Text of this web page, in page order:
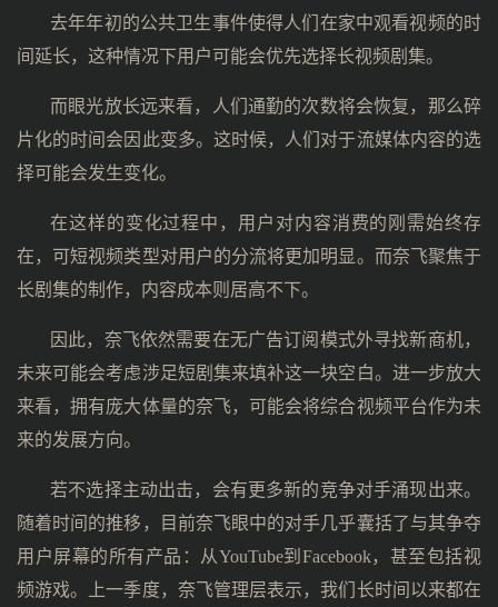
去年年初的公共卫生事件使得人们在家中观看视频的时
间延长，这种情况下用户可能会优先选择长视频剧集。
而眼光放长远来看，人们通勤的次数将会恢复，那么碎
片化的时间会因此变多。这时候，人们对于流媒体内容的选
择可能会发生变化。
在这样的变化过程中，用户对内容消费的刚需始终存
在，可短视频类型对用户的分流将更加明显。而奈飞聚焦于
长剧集的制作，内容成本则居高不下。
因此，奈飞依然需要在无广告订阅模式外寻找新商机，
未来可能会考虑涉足短剧集来填补这一块空白。进一步放大
来看，拥有庞大体量的奈飞，可能会将综合视频平台作为未
来的发展方向。
若不选择主动出击，会有更多新的竞争对手涌现出来。
随着时间的推移，目前奈飞眼中的对手几乎囊括了与其争夺
用户屏幕的所有产品：从YouTube到Facebook，甚至包括视
频游戏。上一季度，奈飞管理层表示，我们长时间以来都在